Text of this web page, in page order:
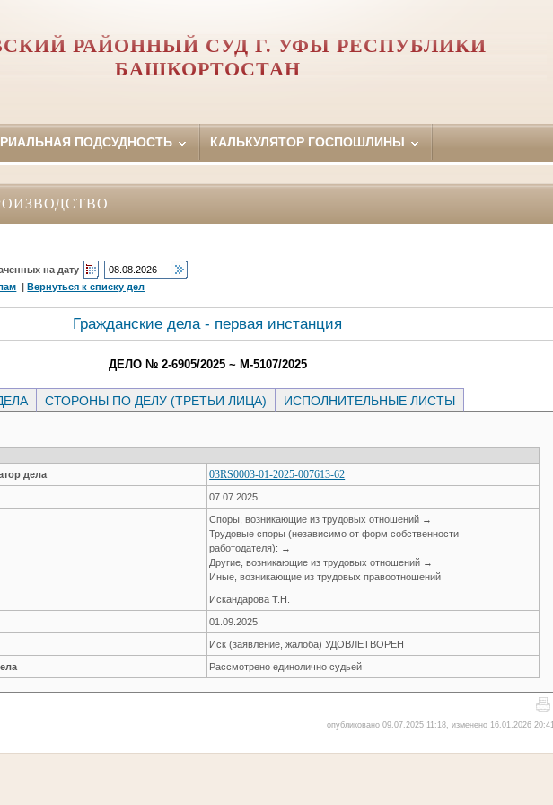
РАЙОННЫЙ СУД Г. УФЫ РЕСПУБЛИКИ
БАШКОРТОСТАН
ПОДСУДНОСТЬ КАЛЬКУЛЯТОР ГОСПОШЛИНЫ
на дату
|Вернуться к списку дел
Гражданские дела - первая инстанция
ДЕЛО № 2-6905/2025 ~ М-5107/2025
СТОРОНЫ ПО ДЕЛУ (ТРЕТЬИ ЛИЦА) ИСПОЛНИТЕЛЬНЫЕ ЛИСТЫ
дела
03RS0003-01-2025-007613-62
07.07.2025
Споры, возникающие из трудовых отношений →
Трудовые споры (независимо от форм собственности
работодателя): →
Другие, возникающие из трудовых отношений →
Иные, возникающие из трудовых правоотношений
Искандарова Т.Н.
01.09.2025
Иск (заявление, жалоба) УДОВЛЕТВОРЕН
Рассмотрено единолично судьей
опубликовано 09.07.2025 11:18, изменено 16.01.2026 20:41